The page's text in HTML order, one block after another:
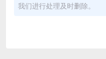
我们进行处理及时删除。